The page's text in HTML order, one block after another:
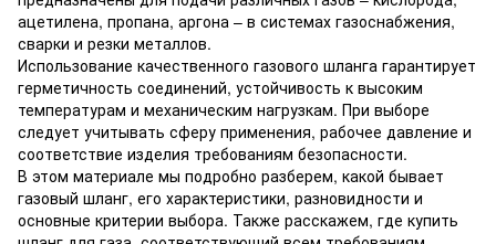
ацетилена, пропана, аргона – в системах газоснабжения,
сварки и резки металлов.
Использование качественного газового шланга гарантирует
герметичность соединений, устойчивость к высоким
температурам и механическим нагрузкам. При выборе
следует учитывать сферу применения, рабочее давление и
соответствие изделия требованиям безопасности.
В этом материале мы подробно разберем, какой бывает
газовый шланг, его характеристики, разновидности и
основные критерии выбора. Также расскажем, где купить